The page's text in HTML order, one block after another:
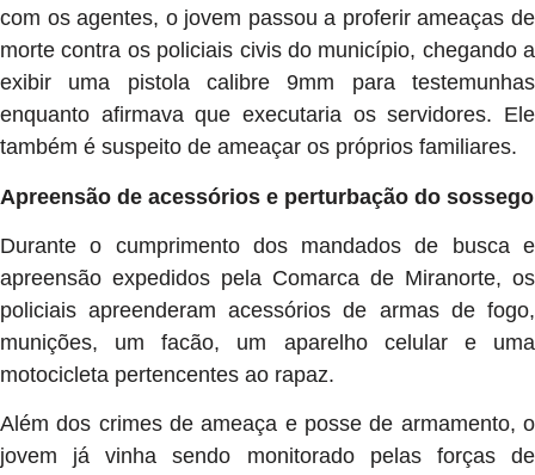
com os agentes, o jovem passou a proferir ameaças de
morte contra os policiais civis do município, chegando a
exibir uma pistola calibre 9mm para testemunhas
enquanto afirmava que executaria os servidores. Ele
também é suspeito de ameaçar os próprios familiares.
Apreensão de acessórios e perturbação do sossego
Durante o cumprimento dos mandados de busca e
apreensão expedidos pela Comarca de Miranorte, os
policiais apreenderam acessórios de armas de fogo,
munições, um facão, um aparelho celular e uma
motocicleta pertencentes ao rapaz.
Além dos crimes de ameaça e posse de armamento, o
jovem já vinha sendo monitorado pelas forças de